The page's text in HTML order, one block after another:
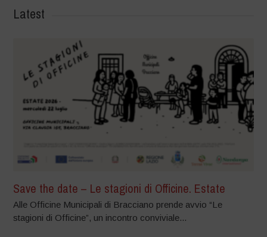
Latest
Save the date – Le stagioni di Officine. Estate
Alle Officine Municipali di Bracciano prende avvio “Le
stagioni di Officine”, un incontro conviviale...